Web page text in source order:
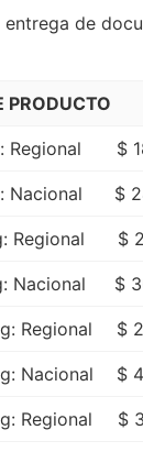
de
PRODUCTO
Regional $
Nacional $
Regional $
Nacional $
Regional $
Nacional $
Regional $